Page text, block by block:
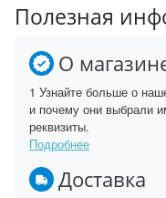
Полезная
О
1 Узнайте больше о
и почему они выбрали
реквизиты.
Подробнее
Доставка